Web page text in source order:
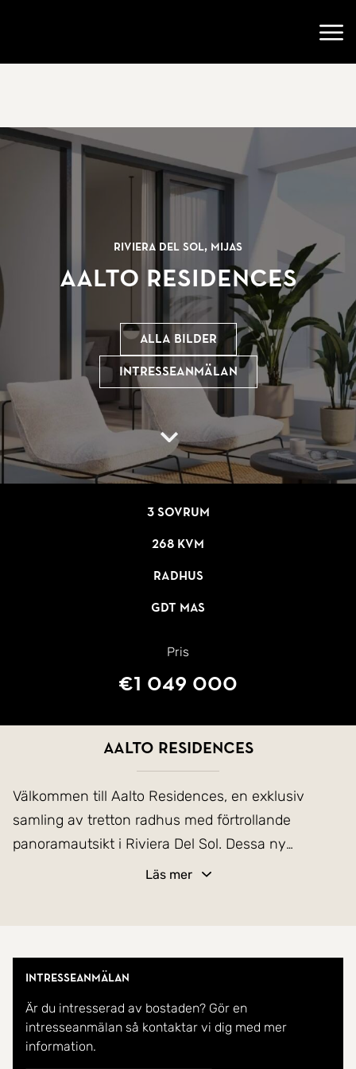
Riviera Del Sol, Mijas
Aalto Residences
Alla bilder
Intresseanmälan
3 sovrum
268 kvm
Radhus
GDT MAS
Pris
€1 049 000
Aalto Residences
Välkommen till Aalto Residences, en exklusiv
samling av tretton radhus med förtrollande
panoramautsikt i Riviera Del Sol. Dessa ny
producerade bostäder utstrålar en elegant
Varje radhus sträcker sig över tre våningar,
inklusive källare och takterrass. Byggda med hög
kvalitet erbjuder de tre rymliga sovrum, två
eleganta badrum och en praktisk gästtoalett, vilket
Läs mer
Intresseanmälan
Är du intresserad av bostaden? Gör en
intresseanmälan så kontaktar vi dig med mer
information.